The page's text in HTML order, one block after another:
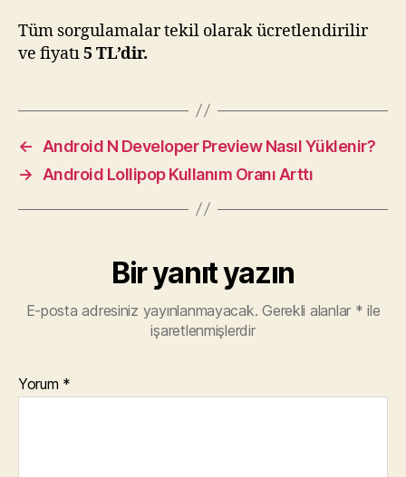
Tüm sorgulamalar tekil olarak ücretlendirilir
ve fiyatı5 TL’dir.
←
Android N Developer Preview Nasıl Yüklenir?
→
Android Lollipop Kullanım Oranı Arttı
Bir yanıt yazın
E-posta adresiniz yayınlanmayacak. Gerekli alanlar * ile
işaretlenmişlerdir
Yorum *